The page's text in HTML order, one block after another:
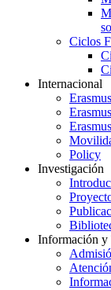
Ciclos
Internacional
Policy
Investigación
Información y